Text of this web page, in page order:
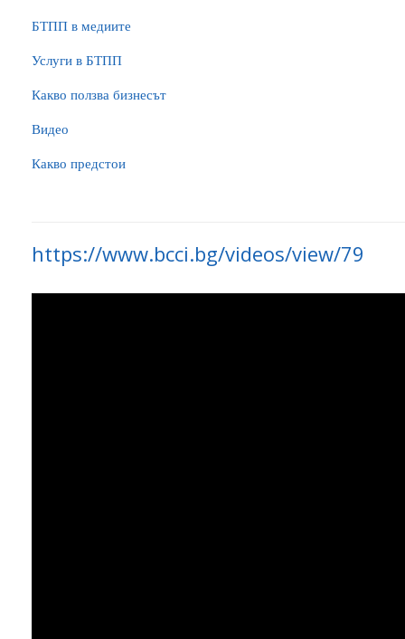
БTПП в медиите
Услуги в БТПП
Какво ползва бизнесът
Видео
Какво предстои
https://www.bcci.bg/videos/view/79